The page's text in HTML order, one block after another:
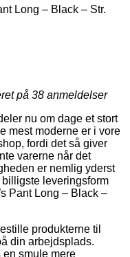
Long – Black – Str.
på 38 anmeldelser
nu om dage et stort
mest moderne er i vore
fordi det så giver
varerne når det
er nemlig yderst
leveringsform
Pant Long – Black –
produkterne til
din arbejdsplads.
smule mere